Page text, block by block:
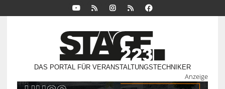
DAS PORTAL FÜR VERANSTALTUNGSTECHNIKER
Anzeige